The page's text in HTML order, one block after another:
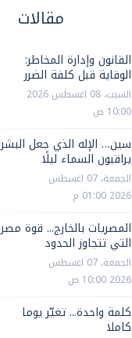
مقالات
القانون وإدارة المخاطر:
الوقاية قبل كلفة الضرر
السبت، 08 اغسطس 2026
10:00 ص
سين… الإله الذي جعل البشر
يراقبون السماء ليلًا
الجمعة، 07 اغسطس
2026 01:00 م
المصريات بالخارج... قوة مصر
التي تتجاوز الحدود
الجمعة، 07 اغسطس
2026 10:00 ص
كلمة واحدة... تغيّر يوما
كاملا